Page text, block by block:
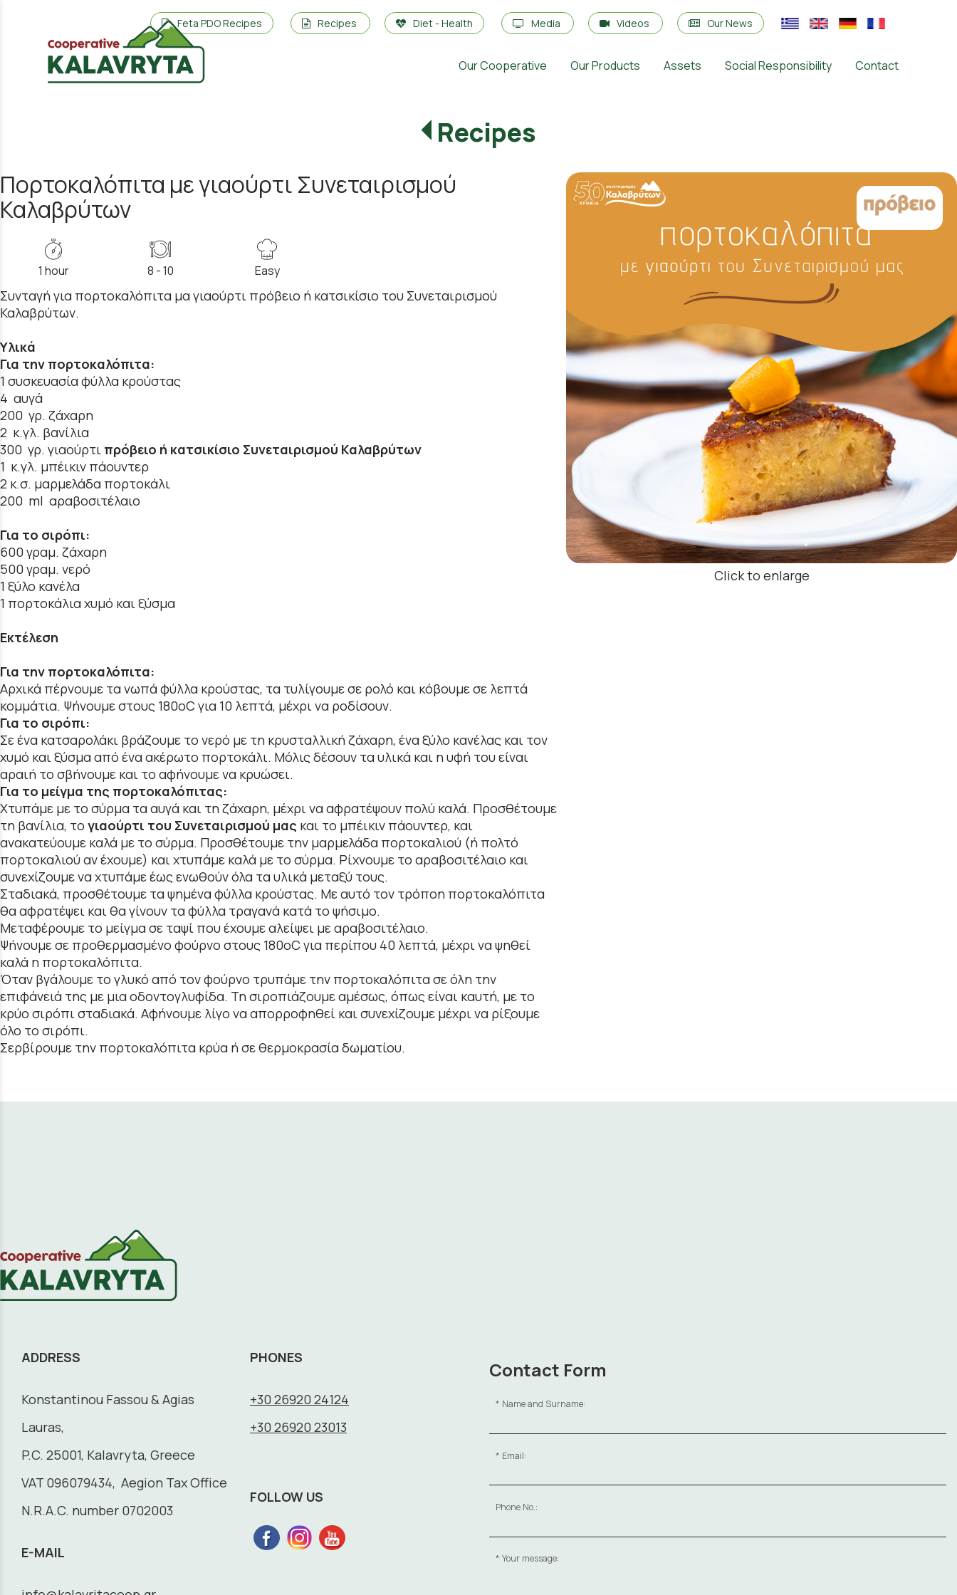
Feta PDO Recipes Recipes Diet - Health Media Videos Our News
Our Cooperative Our Products Assets Social Responsibility Contact
Recipes
Click to enlarge
Πορτοκαλόπιτα με γιαούρτι Συνεταιρισμού
Καλαβρύτων
1 hour 8 - 10 Easy
Συνταγή για πορτοκαλόπιτα μα γιαούρτι πρόβειο ή κατσικίσιο του Συνεταιρισμού
Καλαβρύτων.
Υλικά
Για την πορτοκαλόπιτα:
1 συσκευασία φύλλα κρούστας
4 αυγά
200 γρ. ζάχαρη
2 κ.γλ. βανίλια
300 γρ. γιαούρτι πρόβειο ή κατσικίσιο Συνεταιρισμού Καλαβρύτων
1 κ.γλ. μπέικιν πάουντερ
2 κ.σ. μαρμελάδα πορτοκάλι
200 ml αραβοσιτέλαιο
Για το σιρόπι:
600 γραμ. ζάχαρη
500 γραμ. νερό
1 ξύλο κανέλα
1 πορτοκάλια χυμό και ξύσμα
Εκτέλεση
Για την πορτοκαλόπιτα:
Αρχικά πέρνουμε τα νωπά φύλλα κρούστας, τα τυλίγουμε σε ρολό και κόβουμε σε λεπτά
κομμάτια. Ψήνουμε στους 180οC για 10 λεπτά, μέχρι να ροδίσουν.
Για το σιρόπι:
Σε ένα κατσαρολάκι βράζουμε το νερό με τη κρυσταλλική ζάχαρη, ένα ξύλο κανέλας και τον
χυμό και ξύσμα από ένα ακέρωτο πορτοκάλι. Μόλις δέσουν τα υλικά και η υφή του είναι
αραιή το σβήνουμε και το αφήνουμε να κρυώσει.
Για το μείγμα της πορτοκαλόπιτας:
Χτυπάμε με το σύρμα τα αυγά και τη ζάχαρη, μέχρι να αφρατέψουν πολύ καλά. Προσθέτουμε
τη βανίλια, το γιαούρτι του Συνεταιρισμού μας και το μπέικιν πάουντερ, και
ανακατεύουμε καλά με το σύρμα. Προσθέτουμε την μαρμελάδα πορτοκαλιού (ή πολτό
πορτοκαλιού αν έχουμε) και χτυπάμε καλά με το σύρμα. Ρίχνουμε το αραβοσιτέλαιο και
συνεχίζουμε να χτυπάμε έως ενωθούν όλα τα υλικά μεταξύ τους.
Σταδιακά, προσθέτουμε τα ψημένα φύλλα κρούστας. Με αυτό τον τρόποη πορτοκαλόπιτα
θα αφρατέψει και θα γίνουν τα φύλλα τραγανά κατά το ψήσιμο.
Μεταφέρουμε το μείγμα σε ταψί που έχουμε αλείψει με αραβοσιτέλαιο.
Ψήνουμε σε προθερμασμένο φούρνο στους 180οC για περίπου 40 λεπτά, μέχρι να ψηθεί
καλά η πορτοκαλόπιτα.
Όταν βγάλουμε το γλυκό από τον φούρνο τρυπάμε την πορτοκαλόπιτα σε όλη την
επιφάνειά της με μια οδοντογλυφίδα. Τη σιροπιάζουμε αμέσως, όπως είναι καυτή, με το
κρύο σιρόπι σταδιακά. Αφήνουμε λίγο να απορροφηθεί και συνεχίζουμε μέχρι να ρίξουμε
όλο το σιρόπι.
Σερβίρουμε την πορτοκαλόπιτα κρύα ή σε θερμοκρασία δωματίου.
ADDRESS
Konstantinou Fassou & Agias
Lauras,
P.C. 25001, Kalavryta, Greece
VAT 096079434, Aegion Tax Office
N.R.A.C. number 0702003
E-MAIL
PHONES
+30 26920 24124
+30 26920 23013
FOLLOW US
Contact Form
Name and Surname:
Email:
Phone No.:
Your message: